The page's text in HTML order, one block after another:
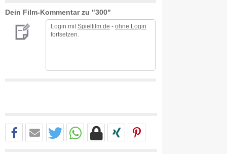
Dein Film-Kommentar zu "300"
Login mit Spielfilm.de - ohne Login
fortsetzen.